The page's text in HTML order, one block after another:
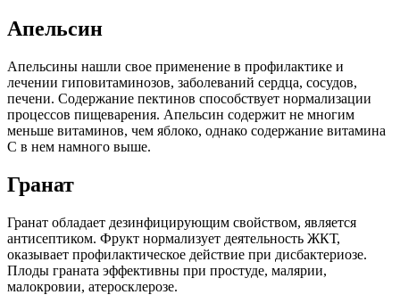
Апельсин
Апельсины нашли свое применение в профилактике и
лечении гиповитаминозов, заболеваний сердца, сосудов,
печени. Содержание пектинов способствует нормализации
процессов пищеварения. Апельсин содержит не многим
меньше витаминов, чем яблоко, однако содержание витамина
С в нем намного выше.
Гранат
Гранат обладает дезинфицирующим свойством, является
антисептиком. Фрукт нормализует деятельность ЖКТ,
оказывает профилактическое действие при дисбактериозе.
Плоды граната эффективны при простуде, малярии,
малокровии, атеросклерозе.